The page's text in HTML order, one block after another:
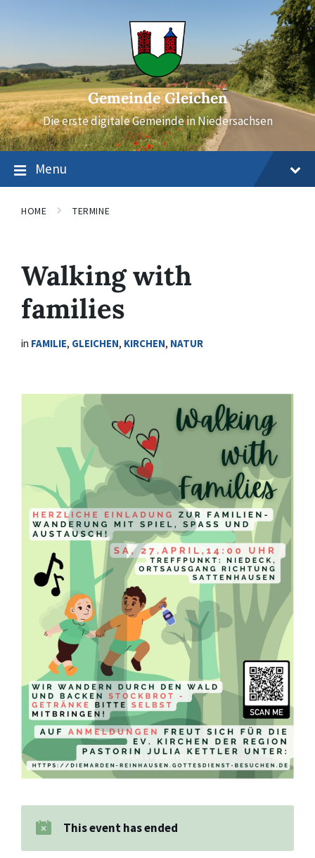
Gemeinde Gleichen
Die erste digitale Gemeinde in Niedersachsen
Menu
HOME TERMINE
Walking with
families
in FAMILIE, GLEICHEN, KIRCHEN, NATUR
This event has ended